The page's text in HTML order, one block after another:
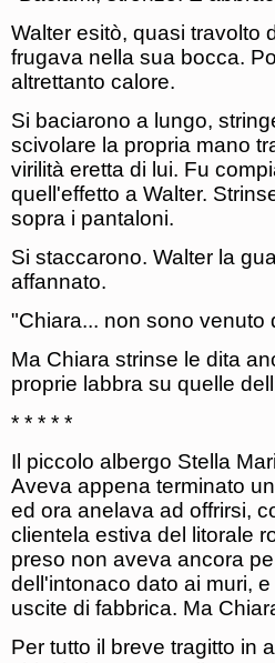
Walter esitò, quasi travolto
frugava nella sua bocca.
altrettanto calore.
Si baciarono a lungo,
scivolare la propria mano
virilità eretta di lui. Fu
quell'effetto a Walter.
sopra i pantaloni.
Si staccarono. Walter la
affannato.
"Chiara... non sono venuto
Ma Chiara strinse le dita
proprie labbra su quelle
* * * * *
Il piccolo albergo Stella
Aveva appena terminato
ed ora anelava ad offrirsi,
clientela estiva del litorale
preso non aveva ancora
dell'intonaco dato ai muri,
uscite di fabbrica. Ma
Per tutto il breve tragitto in